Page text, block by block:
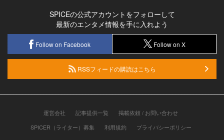
SPICEの公式アカウントをフォローして
最新のエンタメ情報を手に入れよう
Follow on Facebook Follow on X
RSSフィードの購読はこちら
運営会社 記事提供一覧
掲載依頼 / お問い合わせ
SPICER（ライター）募集
利用規約 プライバシーポリシー